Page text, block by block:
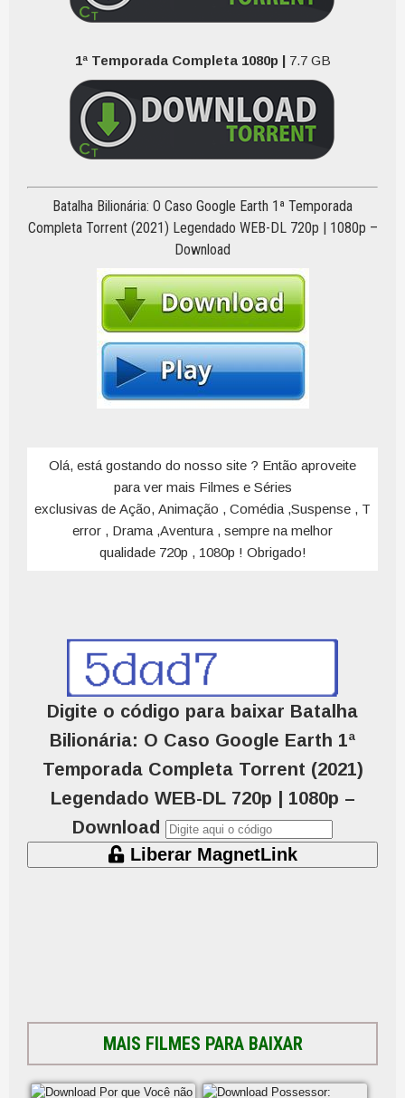
1ª Temporada Completa 1080p | 7.7 GB
Batalha Bilionária: O Caso Google Earth 1ª Temporada
Completa Torrent (2021) Legendado WEB-DL 720p | 1080p –
Download
Olá, está gostando do nosso site ? Então aproveite
para ver mais Filmes e Séries
exclusivas de Ação, Animação , Comédia ,Suspense , T
error , Drama ,Aventura , sempre na melhor
qualidade 720p , 1080p ! Obrigado!
Digite o código para baixar Batalha
Bilionária: O Caso Google Earth 1ª
Temporada Completa Torrent (2021)
Legendado WEB-DL 720p | 1080p –
Download
Liberar MagnetLink
MAIS FILMES PARA BAIXAR